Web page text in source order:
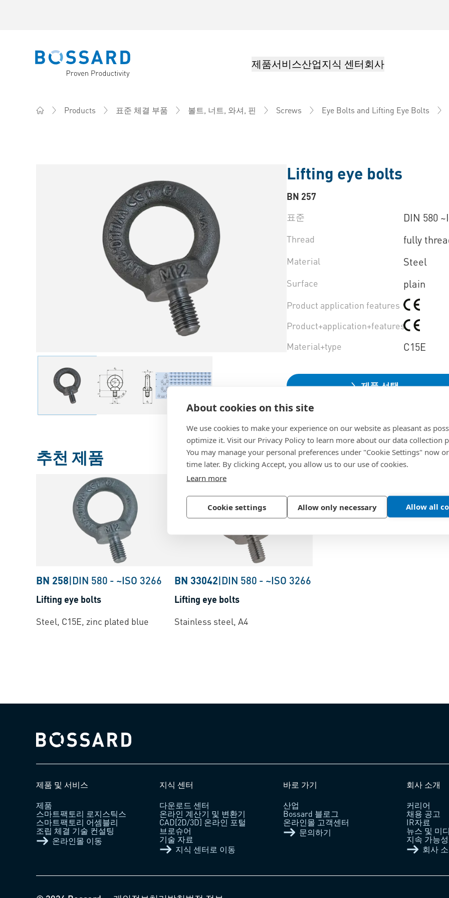
About cookies on this site
We use cookies to make your experience on our website as pleasant as
optimize it. Visit our Privacy Policy to learn more about our data collection
You may manage your personal preferences under "Cookie Settings" now
time later. By clicking Accept, you allow us to our use of cookies.
Learn more
Cookie settings Allow only necessary Allow all
Bossard homepage 제품서비스산업지식 센터회사
Products 표준 체결 부품 볼트, 너트, 와셔, 핀 Screws Eye Bolts and Lifting Eye Bolts
Lifting eye bolts
BN 257
표준
DIN 580
Thread fully
Material Steel
Surface plain
Product application features
Product+application+features
Material+type
C15E
제품 선택
추천 제품
BN 258|DIN 580 - ~ISO 3266
Lifting eye bolts
Steel, C15E, zinc plated blue
BN 33042|DIN 580 - ~ISO 3266
Lifting eye bolts
Stainless steel, A4
Bossard homepage
제품 및 서비스
제품
스마트팩토리 로지스틱스
스마트팩토리 어셈블리
조립 체결 기술 컨설팅
온라인몰 이동
지식 센터
다운로드 센터
온라인 계산기 및 변환기
CAD[2D/3D] 온라인 포털
브로슈어
기술 자료
지식 센터로 이동
바로 가기
산업
Bossard 블로그
온라인몰 고객센터
문의하기
회사 소개
커리어
채용 공고
IR자료
뉴스 및 미
지속 가능
회사